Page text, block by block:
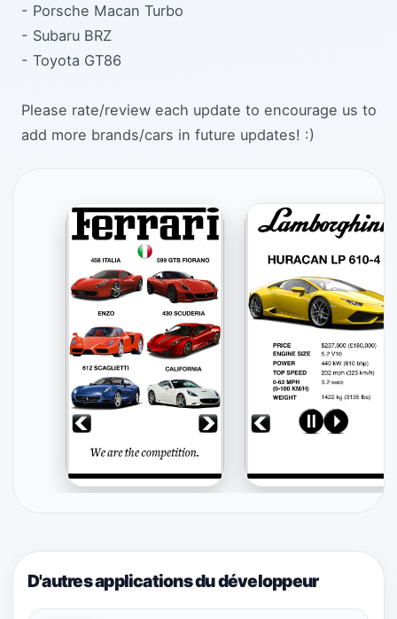
- Porsche Macan Turbo
- Subaru BRZ
- Toyota GT86
Please rate/review each update to encourage us to
add more brands/cars in future updates! :)
D'autres applications du développeur